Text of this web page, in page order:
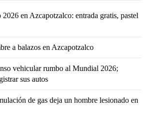
en Azcapotzalco: entrada gratis, pastel
a balazos en Azcapotzalco
vehicular rumbo al Mundial 2026;
sus autos
de gas deja un hombre lesionado en